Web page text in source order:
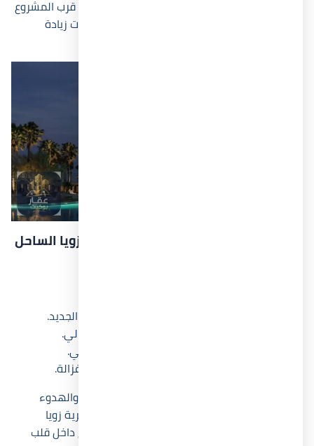
والمناطق الترفيهية دون الابتعاد عن البحر. كما أن قرب المشروع
من الطرق الجديدة ومحاور الساحل رفع من احتمالات زيادة
أهم الأماكن والمعالم القريبة من قرية زويا الساحل
يمكن الوصول إليه بسهولة عبر طريق الفوكا الجديد.
يبعد مسافة قصيرة عن مراسي الساحل الشمالي.
يقع بالقرب من العلمين الجديدة والمطار الدولي.
يقترب من أهم المنتجعات السياحية في خليج غزالة.
إذا كنت تبحث عن قرية تجمع بين سهولة الوصول والهدوء
الاستثماري في منطقة تشهد نمواً سريعاً، فإن قرية زويا
الساحل الشمالي توفر هذه المعادلة بشكل واضح داخل قلب